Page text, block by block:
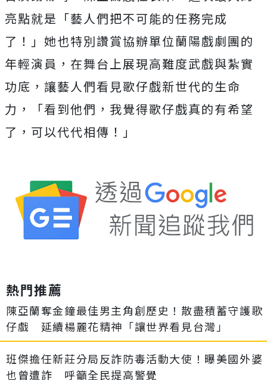
亮點就是「藝人們把不可能的任務完成
了！」 她也特別讚賞協辦單位蘭陽戲劇團的
年輕演員， 在舞台上展現高難度武戲與紮實
功底， 讓藝人們看見歌仔戲新世代的生命
力，「看到他們， 我覺得歌仔戲真的有希望
了，可以代代相傳！」
熱門推薦
陳亞蘭奪金鐘最佳男主角創歷史！散盡積蓄守護歌
仔戲 延續楊麗花精神「讓世界看見台灣」
班傑擔任新莊分局反詐防毒活動大使！曝美國外婆
也曾遭詐 呼籲全民提高警覺